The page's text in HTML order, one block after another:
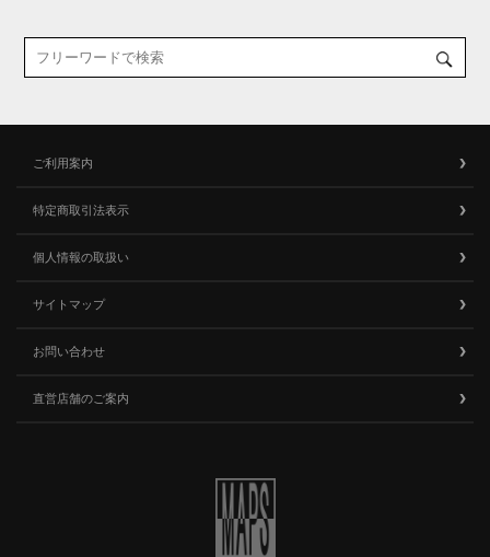
ご利用案内
特定商取引法表示
個人情報の取扱い
サイトマップ
お問い合わせ
直営店舗のご案内